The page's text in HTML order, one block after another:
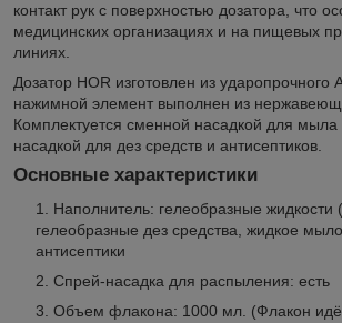
контакт рук с поверхностью дозатора, что
медицинских организациях и на пищевых
линиях.
Дозатор HOR изготовлен из ударопрочного
нажимной элемент выполнен из
Комплектуется сменной насадкой для
насадкой для дез средств и антисептиков.
Основные характеристики
Наполнитель: гелеобразные жидкости
гелеобразные дез средства, жидкое
антисептики
Спрей-насадка для распыления: есть
Объем флакона: 1000 мл. (Флакон